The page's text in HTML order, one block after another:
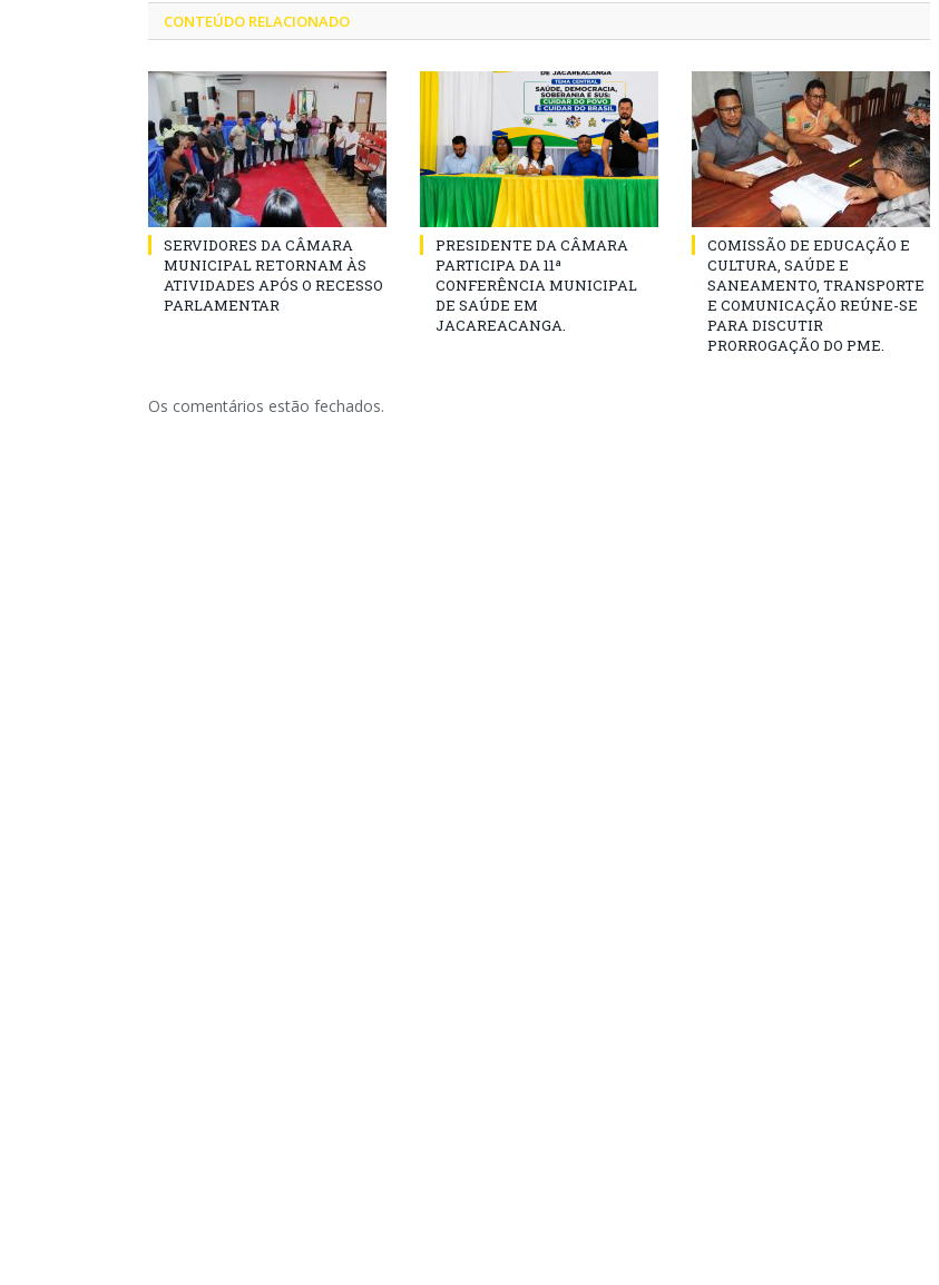
CONTEÚDO RELACIONADO
SERVIDORES DA CÂMARA
MUNICIPAL RETORNAM ÀS
ATIVIDADES APÓS O RECESSO
PARLAMENTAR
PRESIDENTE DA CÂMARA
PARTICIPA DA 11ª
CONFERÊNCIA MUNICIPAL
DE SAÚDE EM
JACAREACANGA.
COMISSÃO DE EDUCAÇÃO E
CULTURA, SAÚDE E
SANEAMENTO, TRANSPORTE
E COMUNICAÇÃO REÚNE-SE
PARA DISCUTIR
PRORROGAÇÃO DO PME.
Os comentários estão fechados.